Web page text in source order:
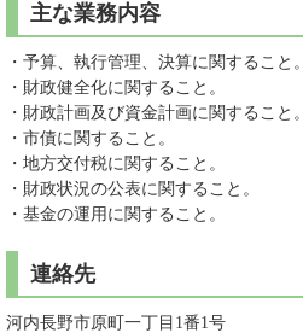
主な業務内容
・予算、執行管理、決算に関すること。
・財政健全化に関すること。
・財政計画及び資金計画に関すること。
・市債に関すること。
・地方交付税に関すること。
・財政状況の公表に関すること。
・基金の運用に関すること。
連絡先
河内長野市原町一丁目1番1号